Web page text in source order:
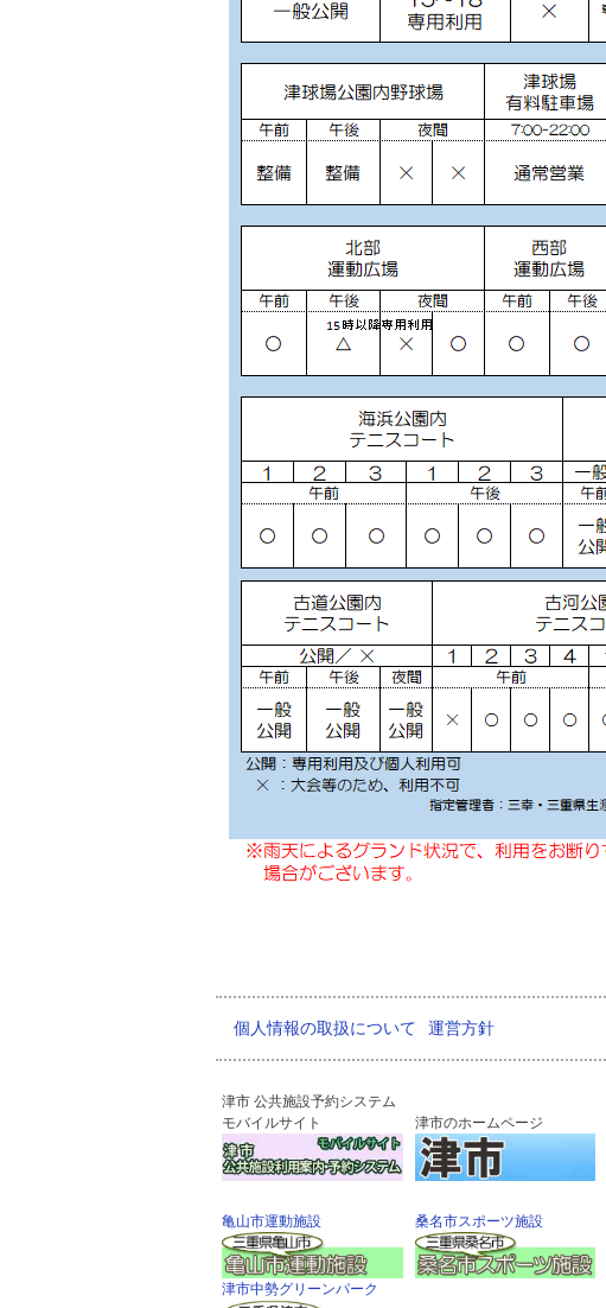
個人情報の取扱について 運営方針
津市 公共施設予約システム
モバイルサイト
津市のホームページ